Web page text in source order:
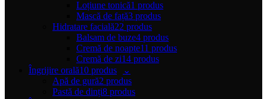
Loțiune tonică1 produs
Mască de față3 produs
Hidratare facială22 produs
Balsam de buze4 produs
Cremă de noapte11 produs
Cremă de zi14 produs
Îngrijire orală10 produs
Apă de gură2 produs
Pastă de dinți8 produs